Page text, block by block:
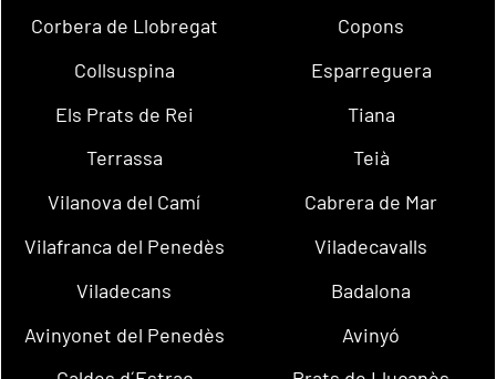
Corbera de Llobregat
Copons
Collsuspina
Esparreguera
Els Prats de Rei
Tiana
Terrassa
Teià
Vilanova del Camí
Cabrera de Mar
Vilafranca del Penedès
Viladecavalls
Viladecans
Badalona
Avinyonet del Penedès
Avinyó